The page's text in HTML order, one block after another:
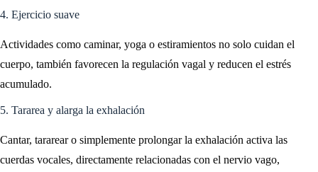
4. Ejercicio suave
Actividades como caminar, yoga o estiramientos no solo cuidan el
cuerpo, también favorecen la regulación vagal y reducen el estrés
acumulado.
5. Tararea y alarga la exhalación
Cantar, tararear o simplemente prolongar la exhalación activa las
cuerdas vocales, directamente relacionadas con el nervio vago,